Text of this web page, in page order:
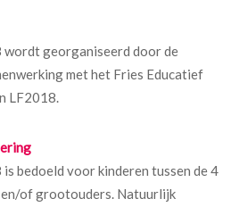
wordt georganiseerd door de
met het Fries Educatief
LF2018.
bedoeld voor kinderen tussen de 4
en/of grootouders. Natuurlijk